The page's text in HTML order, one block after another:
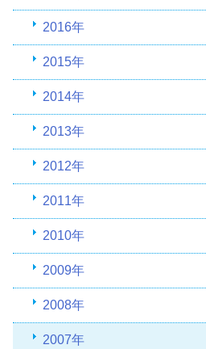
2016年
2015年
2014年
2013年
2012年
2011年
2010年
2009年
2008年
2007年